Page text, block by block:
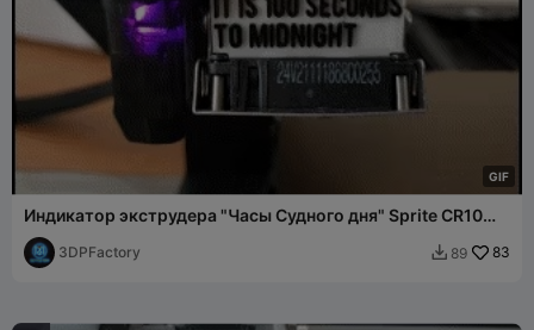
GIF
Индикатор экструдера "Часы Судного дня" Sprite CR10
Ender 3 S1 Prusa MK3
3DPFactory  89 83